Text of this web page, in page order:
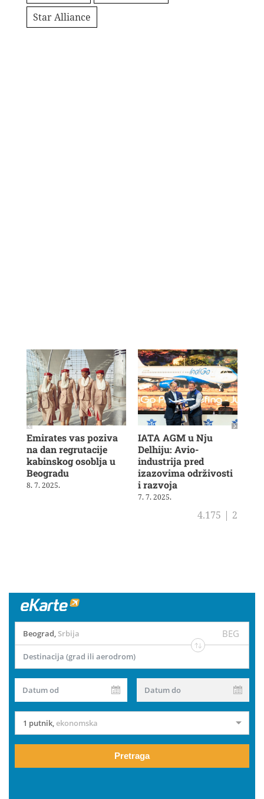
Star Alliance
Emirates vas poziva
na dan regrutacije
kabinskog osoblja u
Beogradu
8. 7. 2025.
IATA AGM u Nju
Delhiju: Avio-
industrija pred
izazovima održivosti
i razvoja
7. 7. 2025.
4.175 | 2
Beograd Srbija BEG
Destinacija (grad ili aerodrom)
Datum od Datum do
1 putnik ekonomska
Pretraga